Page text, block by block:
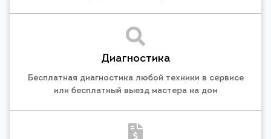
Диагностика
Бесплатная диагностика любой техники в сервисе
или бесплатный выезд мастера на дом